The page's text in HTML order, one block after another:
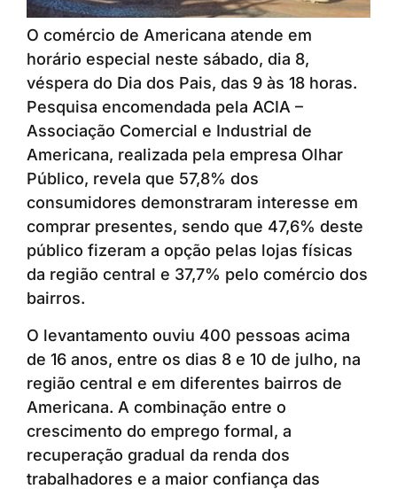
O comércio de Americana atende em
horário especial neste sábado, dia 8,
véspera do Dia dos Pais, das 9 às 18 horas.
Pesquisa encomendada pela ACIA –
Associação Comercial e Industrial de
Americana, realizada pela empresa Olhar
Público, revela que 57,8% dos
consumidores demonstraram interesse em
comprar presentes, sendo que 47,6% deste
público fizeram a opção pelas lojas físicas
da região central e 37,7% pelo comércio dos
bairros.
O levantamento ouviu 400 pessoas acima
de 16 anos, entre os dias 8 e 10 de julho, na
região central e em diferentes bairros de
Americana. A combinação entre o
crescimento do emprego formal, a
recuperação gradual da renda dos
trabalhadores e a maior confiança das